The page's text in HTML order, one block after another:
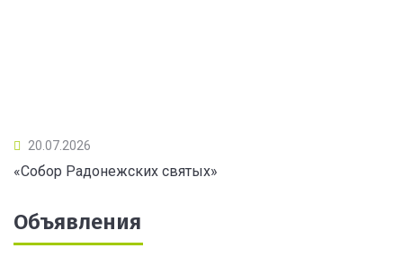
20.07.2026
«Собор Радонежских святых»
Объявления